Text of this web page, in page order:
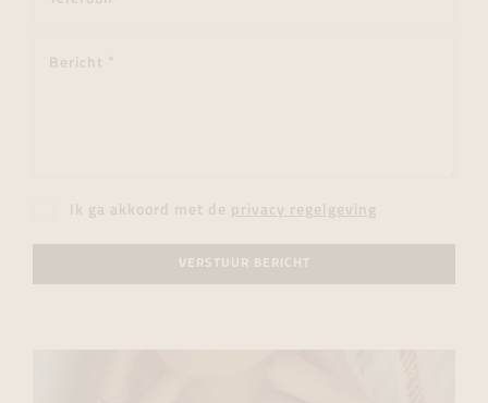
Ik ga akkoord met de privacy regelgeving
VERSTUUR BERICHT